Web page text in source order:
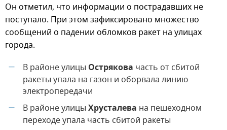
Он отметил, что информации о пострадавших не
поступало. При этом зафиксировано множество
сообщений о падении обломков ракет на улицах
города.
— В районе улицы Острякова часть от сбитой
ракеты упала на газон и оборвала линию
электропередачи
— В районе улицы Хрусталева на пешеходном
переходе упала часть сбитой ракеты